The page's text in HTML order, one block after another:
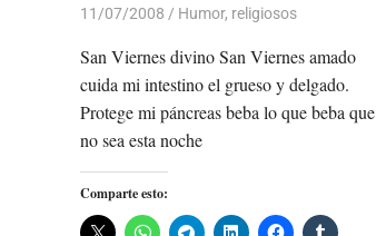
11/07/2008 Luis Castellanos
Humor, religiosos
San Viernes divino San Viernes amado
cuida mi intestino el grueso y delgado.
Protege mi páncreas beba lo que beba que
no sea esta noche
Comparte esto: